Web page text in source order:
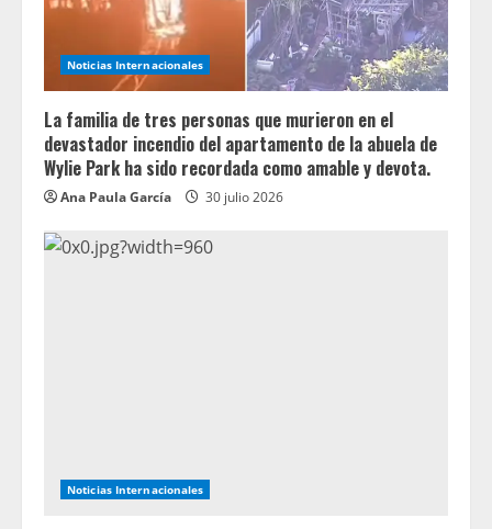
Noticias Internacionales
La familia de tres personas que murieron en el
devastador incendio del apartamento de la abuela de
Wylie Park ha sido recordada como amable y devota.
Ana Paula García 30 julio 2026
Noticias Internacionales